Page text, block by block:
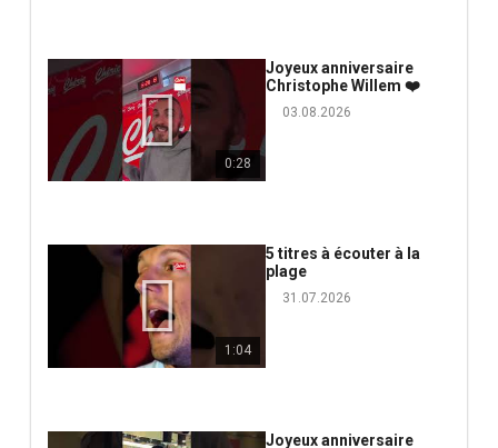
0:28
Joyeux anniversaire
Christophe Willem ❤️
03.08.2026
1:04
5 titres à écouter à la
plage
31.07.2026
Joyeux anniversaire